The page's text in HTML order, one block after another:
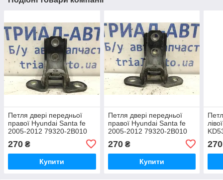
Петля двері передньої
правої Hyundai Santa fe
2005-2012 79320-2B010
270 ₴
Купити
Петля двері передньої
правої Hyundai Santa fe
2005-2012 79320-2B010
270₴
Купити
270